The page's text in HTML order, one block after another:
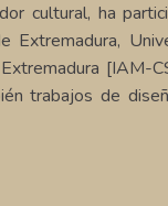
cultural, ha
[IAM-
trabajos de